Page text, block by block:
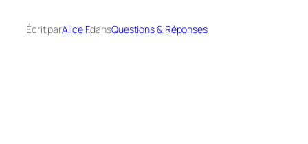
Écrit parAlice F.dansQuestions & Réponses